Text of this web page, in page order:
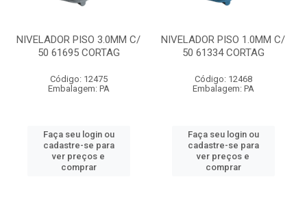
NIVELADOR PISO 3.0MM C/
50 61695 CORTAG
Código: 12475
Embalagem: PA
Faça seu login ou
cadastre-se para
ver preços e
comprar
NIVELADOR PISO 1.0MM C/
50 61334 CORTAG
Código: 12468
Embalagem: PA
Faça seu login ou
cadastre-se para
ver preços e
comprar